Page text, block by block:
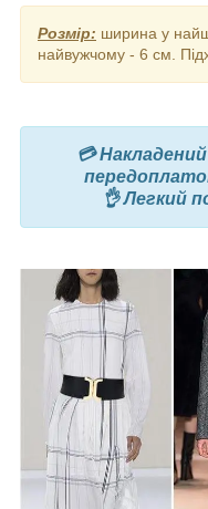
Розмір: ширина у
найвужчому - 6 см.
💳
👌 Легкий